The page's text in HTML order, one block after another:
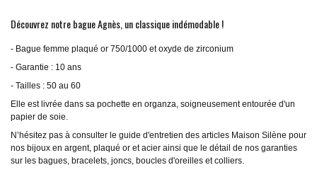
Découvrez notre bague Agnès, un classique indémodable !
- Bague femme plaqué or 750/1000 et oxyde de zirconium
- Garantie : 10 ans
- Tailles : 50 au 60
Elle est livrée dans sa pochette en organza, soigneusement entourée d'un
papier de soie.
N’hésitez pas à consulter le guide d'entretien des articles Maison Silène pour
nos bijoux en argent, plaqué or et acier ainsi que le détail de nos garanties
sur les bagues, bracelets, joncs, boucles d'oreilles et colliers.